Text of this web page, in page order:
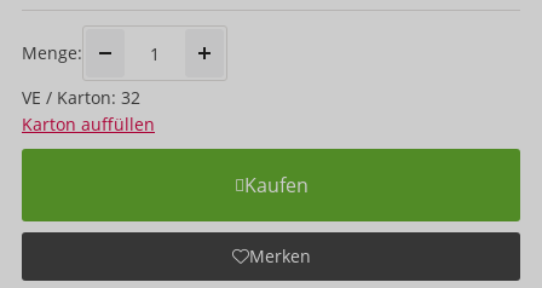
Menge:
VE / Karton: 32
Karton auffüllen
Kaufen
Merken